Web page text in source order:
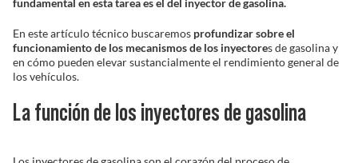
Sobre Wynn’s
fundamental en esta tarea es el del inyector de gasolina.
En este artículo técnico buscaremos profundizar sobre el
funcionamiento de los mecanismos de los inyectores de gasolina y
en cómo pueden elevar sustancialmente el rendimiento general de
los vehículos.
La función de los inyectores de gasolina